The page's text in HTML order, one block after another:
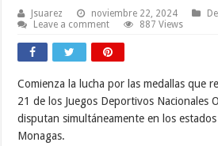
Jsuarez noviembre 22, 2024
Leave a comment
887 Views
Comienza la lucha por las medallas que
21 de los Juegos Deportivos Nacionales
disputan simultáneamente en los
Monagas.